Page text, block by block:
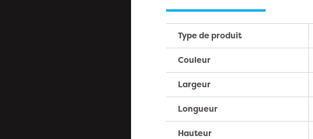
Type de produit
Couleur
Largeur
Longueur
Hauteur